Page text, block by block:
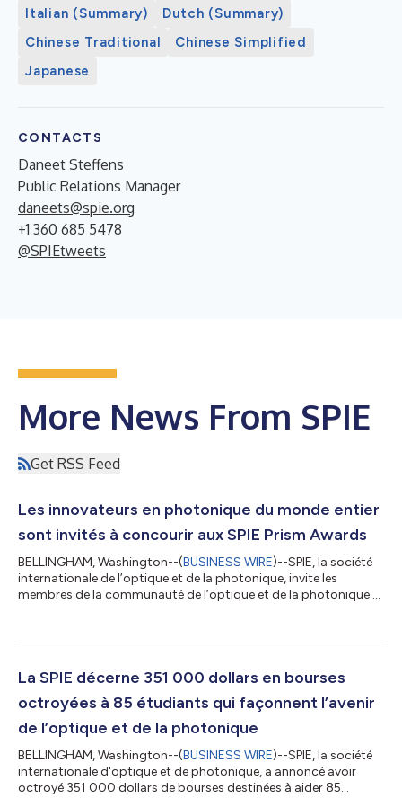
Italian (Summary)
Dutch (Summary)
Chinese Traditional
Chinese Simplified
Japanese
CONTACTS
Daneet Steffens
Public Relations Manager
daneets@spie.org
+1 360 685 5478
@SPIEtweets
More News From SPIE
Get RSS Feed
Les innovateurs en photonique du monde entier
sont invités à concourir aux SPIE Prism Awards
BELLINGHAM, Washington--(BUSINESS WIRE)--SPIE, la société
internationale de l’optique et de la photonique, invite les
membres de la communauté de l’optique et de la photonique à
révolutionnent le marché. Les lauréats seront annoncés lors de
Photonics West à San Francisco, en Californie. Surnommés les «
La SPIE décerne 351 000 dollars en bourses
octroyées à 85 étudiants qui façonnent l’avenir
de l’optique et de la photonique
BELLINGHAM, Washington--(BUSINESS WIRE)--SPIE, la société
internationale d'optique et de photonique, a annoncé avoir
octroyé 351 000 dollars de bourses destinées à aider 85